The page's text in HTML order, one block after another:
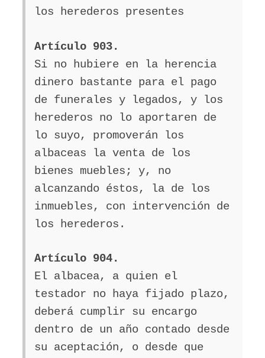
los herederos presentes
Artículo 903.
Si no hubiere en la herencia
dinero bastante para el pago
de funerales y legados, y los
herederos no lo aportaren de
lo suyo, promoverán los
albaceas la venta de los
bienes muebles; y, no
alcanzando éstos, la de los
inmuebles, con intervención de
los herederos.
Artículo 904.
El albacea, a quien el
testador no haya fijado plazo,
deberá cumplir su encargo
dentro de un año contado desde
su aceptación, o desde que